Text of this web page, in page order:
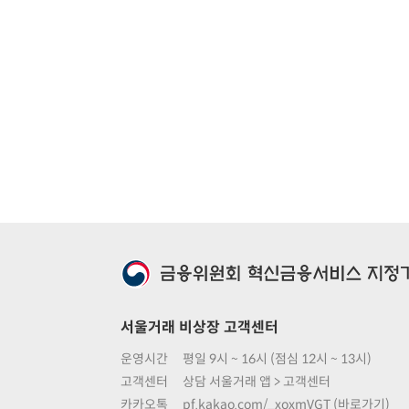
서울거래 비상장 고객센터
운영시간
평일 9시 ~ 16시 (점심 12시 ~ 13시)
고객센터
상담 서울거래 앱 > 고객센터
카카오톡
pf.kakao.com/_xoxmVGT (바로가기)